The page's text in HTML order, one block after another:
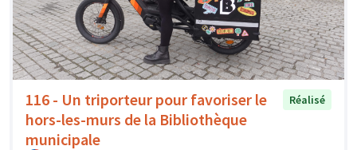
116 - Un triporteur pour favoriser le
hors-les-murs de la Bibliothèque
municipale
Réalisé